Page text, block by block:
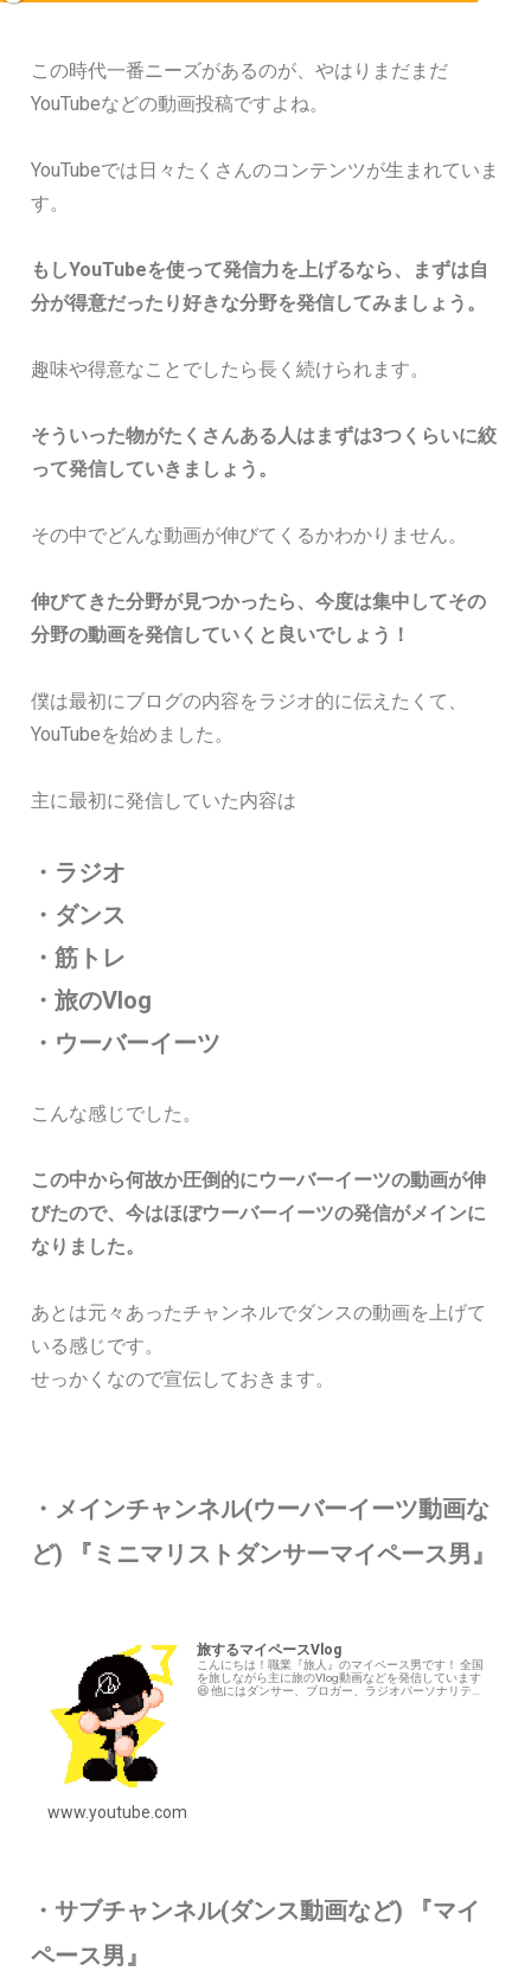
この時代一番ニーズがあるのが、やはりまだまだ
YouTubeなどの動画投稿ですよね。
YouTubeでは日々たくさんのコンテンツが生まれていま
す。
もしYouTubeを使って発信力を上げるなら、まずは自
分が得意だったり好きな分野を発信してみましょう。
趣味や得意なことでしたら長く続けられます。
そういった物がたくさんある人はまずは3つくらいに絞
って発信していきましょう。
その中でどんな動画が伸びてくるかわかりません。
伸びてきた分野が見つかったら、今度は集中してその
分野の動画を発信していくと良いでしょう！
僕は最初にブログの内容をラジオ的に伝えたくて、
YouTubeを始めました。
主に最初に発信していた内容は
・ラジオ
・ダンス
・筋トレ
・旅のVlog
・ウーバーイーツ
こんな感じでした。
この中から何故か圧倒的にウーバーイーツの動画が伸
びたので、今はほぼウーバーイーツの発信がメインに
なりました。
あとは元々あったチャンネルでダンスの動画を上げて
いる感じです。
せっかくなので宣伝しておきます。
・メインチャンネル(ウーバーイーツ動画な
ど) 『ミニマリストダンサーマイペース男』
旅するマイペースVlog
こんにちは！職業『旅人』のマイペース男です！ 全国
を旅しながら主に旅のVlog動画などを発信しています
😆 他にはダンサー、ブロガー、ラジオパーソナリティ
www.youtube.com
・サブチャンネル(ダンス動画など) 『マイ
ペース男』